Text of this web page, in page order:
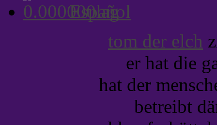
Español
tom der elch
er hat die
hat der
betreibt